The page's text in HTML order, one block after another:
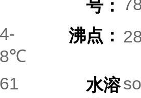
号：
沸点：
水溶